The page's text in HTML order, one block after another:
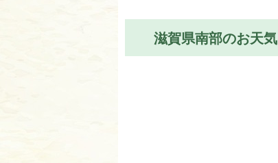
滋賀県南部のお天気